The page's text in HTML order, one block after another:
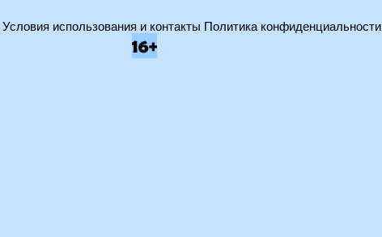
Условия использования и контакты Политика конфиденциальности